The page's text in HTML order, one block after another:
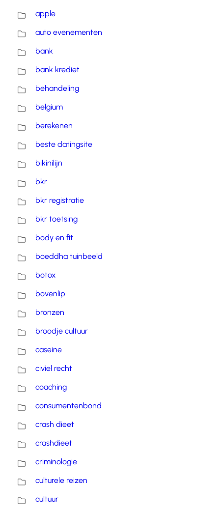
apple
auto evenementen
bank
bank krediet
behandeling
belgium
berekenen
beste datingsite
bikinilijn
bkr
bkr registratie
bkr toetsing
body en fit
boeddha tuinbeeld
botox
bovenlip
bronzen
broodje cultuur
caseine
civiel recht
coaching
consumentenbond
crash dieet
crashdieet
criminologie
culturele reizen
cultuur